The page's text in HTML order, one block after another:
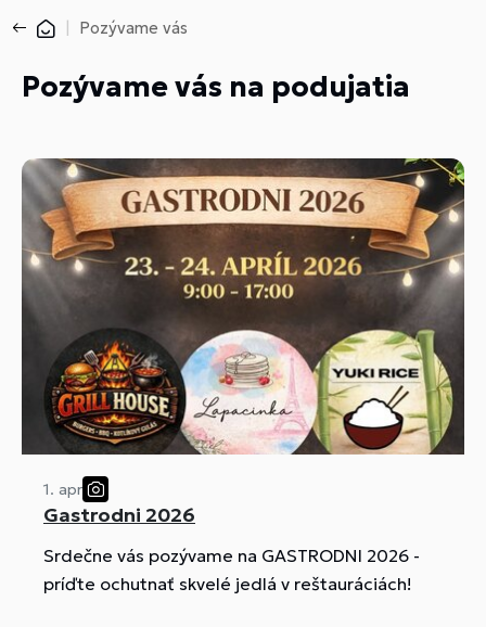
Pozývame vás
Pozývame vás na podujatia
1. apr
Gastrodni 2026
Srdečne vás pozývame na GASTRODNI 2026 -
príďte ochutnať skvelé jedlá v reštauráciách!